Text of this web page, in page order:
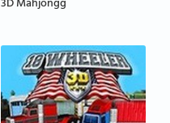
3D Mahjongg